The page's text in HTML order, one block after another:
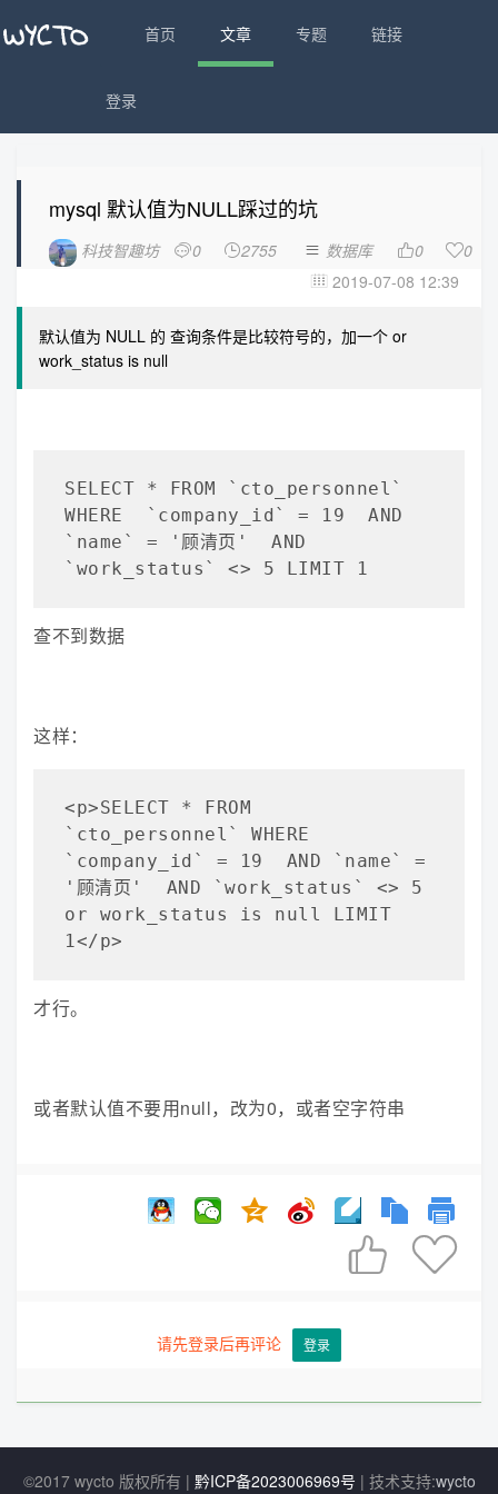
首页 文章 专题 链接
登录
mysql 默认值为NULL踩过的坑
科技智趣坊 0 2755  数据库 0 0
 2019-07-08 12:39
默认值为 NULL 的 查询条件是比较符号的，加一个 or
work_status is null
SELECT * FROM `cto_personnel`
WHERE  `company_id` = 19  AND
`name` = '顾清页'  AND
`work_status` <> 5 LIMIT 1
查不到数据
这样：
<p>SELECT * FROM
`cto_personnel` WHERE
`company_id` = 19  AND `name` =
'顾清页'  AND `work_status` <> 5
or work_status is null LIMIT
1</p>
才行。
或者默认值不要用null，改为0，或者空字符串
 
请先登录后再评论 登录
©2017 wycto 版权所有 | 黔ICP备2023006969号 | 技术支持:wycto